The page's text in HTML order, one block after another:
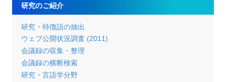
研究のご紹介
研究・特徴語の抽出
ウェブ公開状況調査 (2011)
会議録の収集・整理
会議録の横断検索
研究・言語学分野